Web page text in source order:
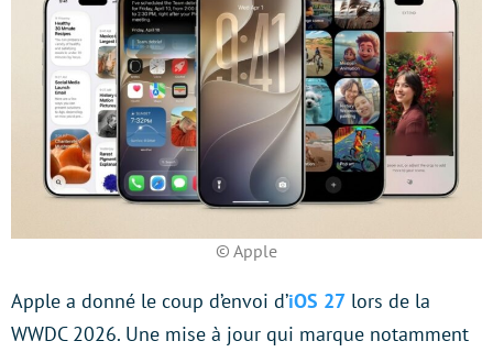
© Apple
Apple a donné le coup d’envoi d’iOS 27 lors de la
WWDC 2026. Une mise à jour qui marque notamment